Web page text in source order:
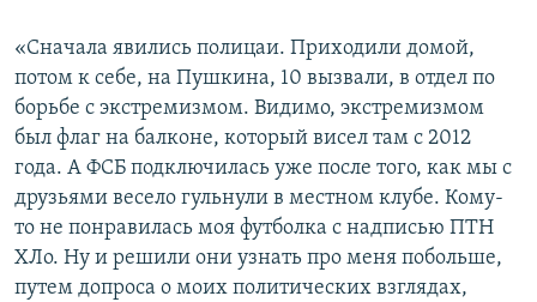
«Сначала явились полицаи. Приходили домой,
потом к себе, на Пушкина, 10 вызвали, в отдел по
борьбе с экстремизмом. Видимо, экстремизмом
был флаг на балконе, который висел там с 2012
года. А ФСБ подключилась уже после того, как мы с
друзьями весело гульнули в местном клубе. Кому-
то не понравилась моя футболка с надписью ПТН
ХЛо. Ну и решили они узнать про меня побольше,
путем допроса о моих политических взглядах,